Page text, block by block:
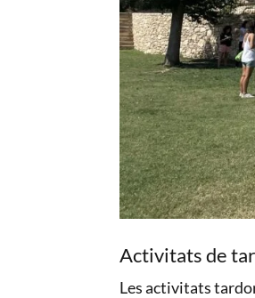
Activitats de
Les activitats